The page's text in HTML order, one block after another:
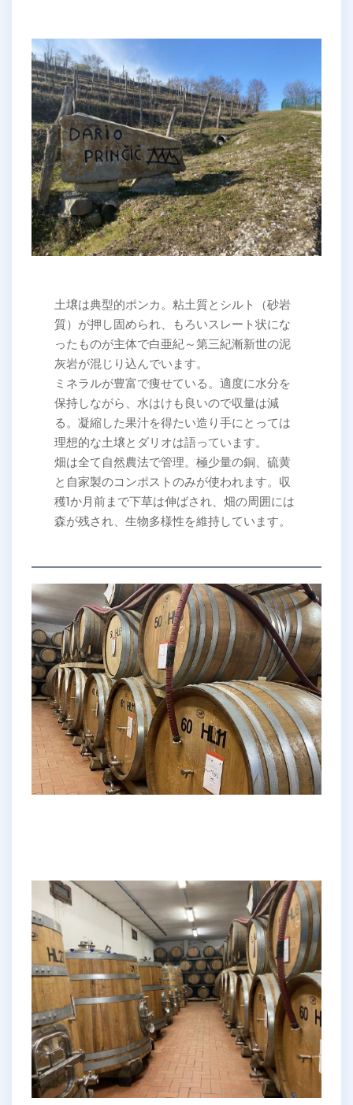
土壌は典型的ポンカ。粘土質とシルト（砂岩
質）が押し固められ、もろいスレート状にな
ったものが主体で白亜紀～第三紀漸新世の泥
灰岩が混じり込んでいます。
ミネラルが豊富で痩せている。適度に水分を
保持しながら、水はけも良いので収量は減
る。凝縮した果汁を得たい造り手にとっては
理想的な土壌とダリオは語っています。
畑は全て自然農法で管理。極少量の銅、硫黄
と自家製のコンポストのみが使われます。収
穫1か月前まで下草は伸ばされ、畑の周囲には
森が残され、生物多様性を維持しています。